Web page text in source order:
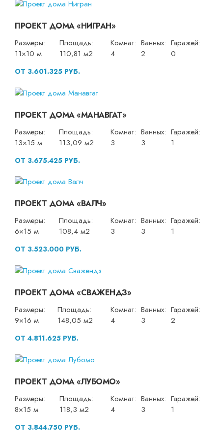
ПРОЕКТ ДОМА «НИГРАН»
Размеры:
11×10 м
Площадь:
110,81 м2
Комнат:
4
Ванных:
2
Гаражей:
0
ОТ 3.601.325 РУБ.
ПРОЕКТ ДОМА «МАНАВГАТ»
Размеры:
13×15 м
Площадь:
113,09 м2
Комнат:
3
Ванных:
3
Гаражей:
1
ОТ 3.675.425 РУБ.
ПРОЕКТ ДОМА «ВАЛЧ»
Размеры:
6×15 м
Площадь:
108,4 м2
Комнат:
3
Ванных:
3
Гаражей:
1
ОТ 3.523.000 РУБ.
ПРОЕКТ ДОМА «СВАЖЕНДЗ»
Размеры:
9×16 м
Площадь:
148,05 м2
Комнат:
4
Ванных:
3
Гаражей:
2
ОТ 4.811.625 РУБ.
ПРОЕКТ ДОМА «ЛУБОМО»
Размеры:
8×15 м
Площадь:
118,3 м2
Комнат:
4
Ванных:
3
Гаражей:
1
ОТ 3.844.750 РУБ.